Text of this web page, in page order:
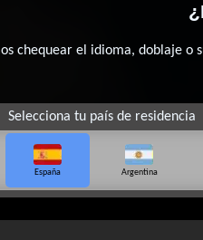
chequear el idioma, doblaje
Selecciona tu país de residencia
España Argentina